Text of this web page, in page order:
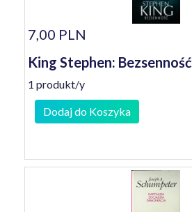
7,00 PLN
King Stephen: Bezsenność
1 produkt/y
Dodaj do Koszyka